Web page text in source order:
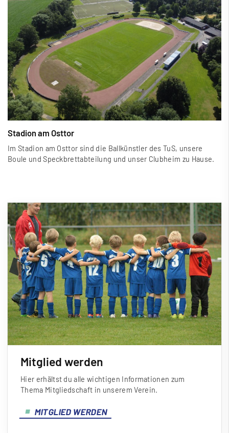
Stadion am Osttor
Im Stadion am Osttor sind die Ballkünstler des TuS, unsere
Boule und Speckbrettabteilung und unser Clubheim zu Hause.
Mitglied werden
Hier erhältst du alle wichtigen Informationen zum
Thema Mitgliedschaft in unserem Verein.
MITGLIED WERDEN